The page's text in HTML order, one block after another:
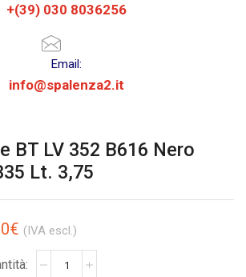
+(39) 030 8036256
Email:
info@spalenza2.it
BT LV 352 B616 Nero
Lt. 3,75
€ (IVA escl.)